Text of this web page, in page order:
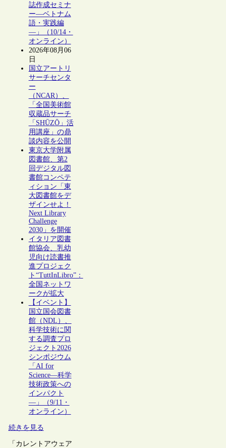
誌作成セミナ
ー―ベトナム
語・実践編
―」（10/14・
オンライン）
2026年08月06
日
国立アートリ
サーチセンタ
ー
（NCAR）、
「全国美術館
収蔵品サーチ
「SHŪZŌ」活
用講座」の鼎
談内容を公開
東京大学附属
図書館、第2
回デジタル図
書館コンペテ
ィション「東
大図書館をデ
ザインせよ！
Next Library
Challenge
2030」を開催
イタリア図書
館協会、乳幼
児向け読書推
進プロジェク
ト“TuttInLibro”：
全国ネットワ
ークが拡大
【イベント】
国立国会図書
館（NDL）、
科学技術に関
する調査プロ
ジェクト2026
シンポジウム
「AI for
Science―科学
技術政策への
インパクト
―」（9/11・
オンライン）
続きを見る
「カレントアウェア